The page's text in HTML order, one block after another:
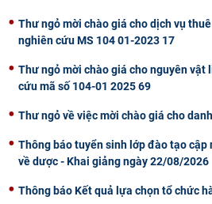
Thư ngỏ mời chào giá cho dịch vụ
nghiên cứu MS 104 01-2023 17
Thư ngỏ mời chào giá cho nguyên vật
cứu mã số 104-01 2025 69
Thư ngỏ về việc mời chào giá cho
Thông báo tuyển sinh lớp đào tạo
về dược - Khai giảng ngày 22/08/2026
Thông báo Kết quả lựa chọn tổ chức